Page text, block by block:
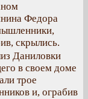
Федора
скрылись.
Даниловки
в своем доме
трое
и, ограбив